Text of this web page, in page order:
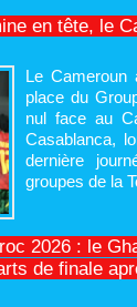
en tête, le
Le Cameroun
place du
nul face au
Casablanca,
dernière
groupes de la
2026 : le
de finale